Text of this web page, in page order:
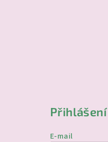
Přihlášení
E-mail